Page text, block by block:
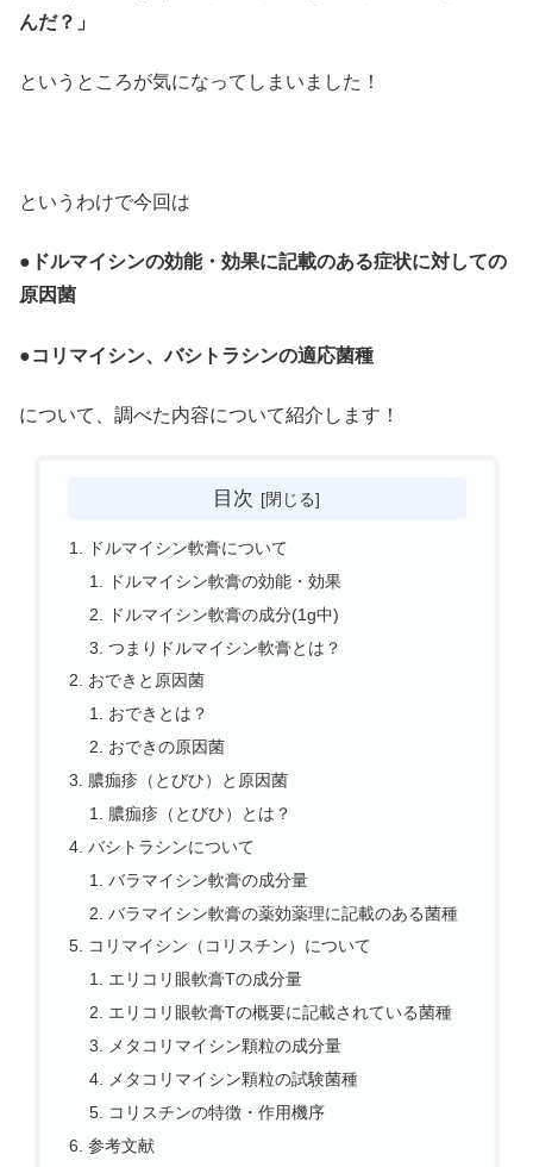
んだ？」
というところが気になってしまいました！
というわけで今回は
●ドルマイシンの効能・効果に記載のある症状に対しての
原因菌
●コリマイシン、バシトラシンの適応菌種
について、調べた内容について紹介します！
目次
ドルマイシン軟膏について
ドルマイシン軟膏の効能・効果
ドルマイシン軟膏の成分(1g中)
つまりドルマイシン軟膏とは？
おできと原因菌
おできとは？
おできの原因菌
膿痂疹（とびひ）と原因菌
膿痂疹（とびひ）とは？
バシトラシンについて
バラマイシン軟膏の成分量
バラマイシン軟膏の薬効薬理に記載のある菌種
コリマイシン（コリスチン）について
エリコリ眼軟膏Tの成分量
エリコリ眼軟膏Tの概要に記載されている菌種
メタコリマイシン顆粒の成分量
メタコリマイシン顆粒の試験菌種
コリスチンの特徴・作用機序
参考文献